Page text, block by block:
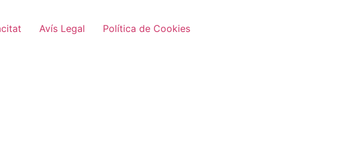
Avís Legal Política de Cookies